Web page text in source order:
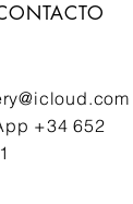
+34 652